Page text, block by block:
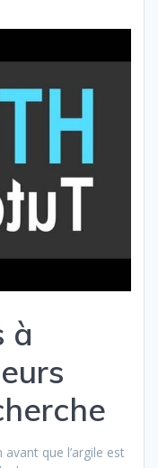
à
que l’argile est